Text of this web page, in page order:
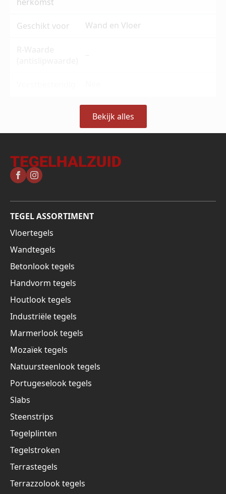
Geschikt voor Wand en Vloer
Bekijk alles
TEGEL ASSORTIMENT
Vloertegels
Wandtegels
Betonlook tegels
Handvorm tegels
Houtlook tegels
Industriële tegels
Marmerlook tegels
Mozaïek tegels
Natuursteenlook tegels
Portugeselook tegels
Slabs
Steenstrips
Tegelplinten
Tegelstroken
Terrastegels
Terrazzolook tegels